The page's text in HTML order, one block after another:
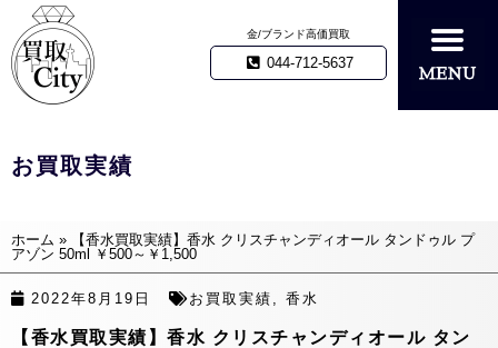
金/ブランド高価買取
044-712-5637
お買取実績
ホーム »
【香水買取実績】香水 クリスチャンディオール タンドゥル プ
アゾン 50ml ￥500～￥1,500
2022年8月19日 お買取実績 香水
【香水買取実績】香水 クリスチャンディオール タン